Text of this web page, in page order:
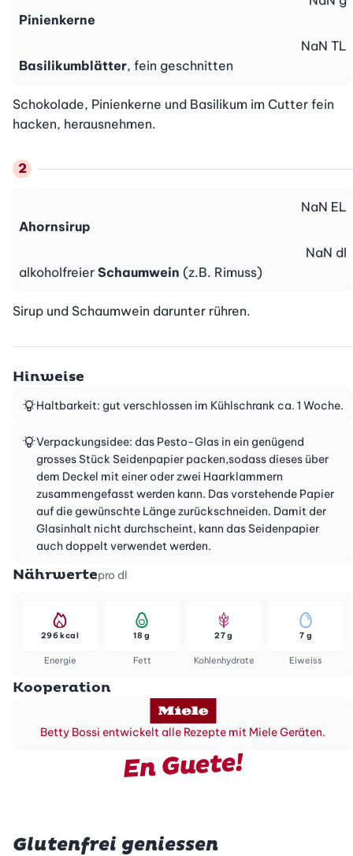
Pinienkerne
Basilikumblätter, fein geschnitten
NaN TL
Schokolade, Pinienkerne und Basilikum im Cutter fein
hacken, herausnehmen.
Ahornsirup
NaN EL
alkoholfreier Schaumwein (z.B. Rimuss)
NaN dl
Sirup und Schaumwein darunter rühren.
Hinweise
Haltbarkeit: gut verschlossen im Kühlschrank ca. 1 Woche.
Verpackungsidee: das Pesto-Glas in ein genügend
grosses Stück Seidenpapier packen,sodass dieses über
dem Deckel mit einer oder zwei Haarklammern
zusammengefasst werden kann. Das vorstehende Papier
auf die gewünschte Länge zurückschneiden. Damit der
Glasinhalt nicht durchscheint, kann das Seidenpapier
auch doppelt verwendet werden.
Nährwertepro dl
Energie
296 kcal
Fett
18 g
Kohlenhydrate
27 g
Eiweiss
7 g
Kooperation
Betty Bossi entwickelt alle Rezepte mit Miele Geräten.
En Guete!
Glutenfrei geniessen